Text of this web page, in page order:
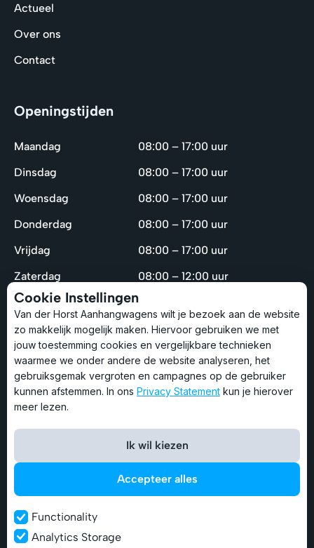
Actueel
Over ons
Contact
Openingstijden
Maandag
Dinsdag
Woensdag
Donderdag
Vrijdag
Zaterdag
Zondag
08:00 – 17:00 uur
08:00 – 17:00 uur
08:00 – 17:00 uur
08:00 – 17:00 uur
08:00 – 17:00 uur
08:00 – 12:00 uur
Gesloten
Let op: Tussen 12.30 en 13.00 lunchen wij en zijn wij
niet bereikbaar.
Service & Contact
Bel: 0341-270605
Stuur een e-mail
WhatsApp met een expert
Aangesloten bij
Cookie Instellingen
Van der Horst Aanhangwagens wilt je bezoek aan de website
zo makkelijk mogelijk maken. Hiervoor gebruiken we met
jouw toestemming cookies en vergelijkbare technieken
waarmee we onder andere de website analyseren, het
gebruiksgemak vergroten en campagnes op de gebruiker
kunnen afstemmen. In ons Privacy Statement kun je hierover
meer lezen.
Ik wil kiezen
Accepteer alles
Functionality
Analytics Storage